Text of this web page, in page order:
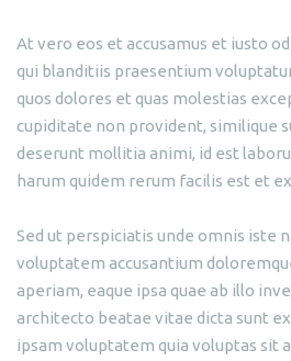
At vero eos et accusamus et iusto
qui blanditiis praesentium
quos dolores et quas molestias
cupiditate non provident, similique
deserunt mollitia animi, id est
harum quidem rerum facilis est et
Sed ut perspiciatis unde omnis iste
voluptatem accusantium
aperiam, eaque ipsa quae ab illo
architecto beatae vitae dicta sunt
ipsam voluptatem quia voluptas sit